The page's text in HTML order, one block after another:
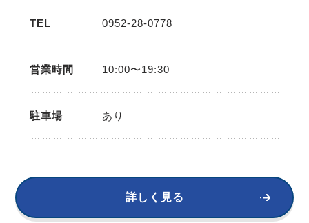
TEL 0952-28-0778
営業時間 10:00〜19:30
駐車場 あり
詳しく見る